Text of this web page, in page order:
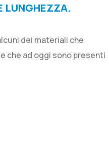
LUNGHEZZA.
dei materiali che
che ad oggi sono presenti